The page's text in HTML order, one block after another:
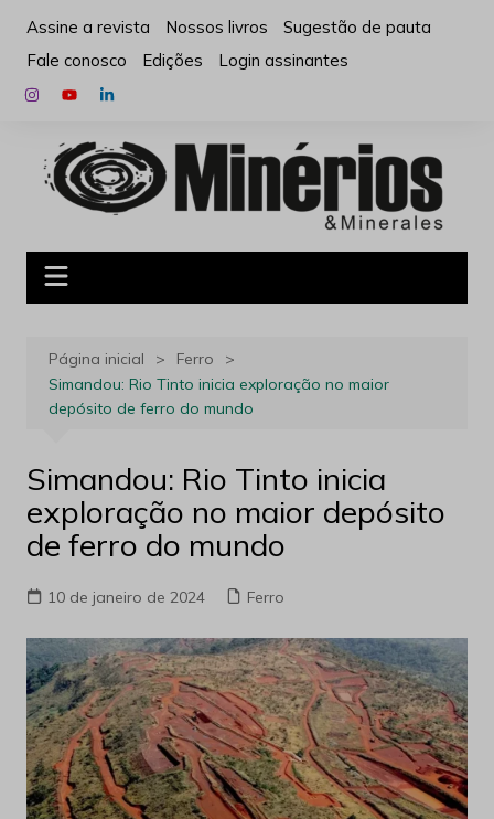
para
conteúdo
Assine a revista Nossos livros
Sugestão de pauta
Fale conosco
Edições Login assinantes
Página inicial
Ferro
Simandou: Rio Tinto inicia exploração no maior
depósito de ferro do mundo
Simandou: Rio Tinto inicia
exploração no maior depósito
de ferro do mundo
10 de janeiro de 2024 Ferro